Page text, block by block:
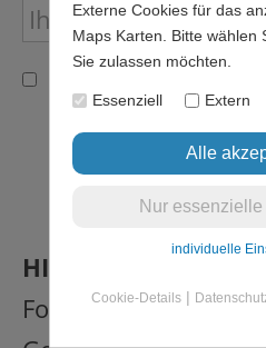
Ich bin damit
gespeichert und zum
Dritte weitergegeben und
ich jederzeit
HINWEIS:
Sie
Formular nur
Externe Cookies für das
Maps Karten. Bitte wählen
Sie zulassen möchten.
Essenziell Extern
individuelle
Cookie-Details|